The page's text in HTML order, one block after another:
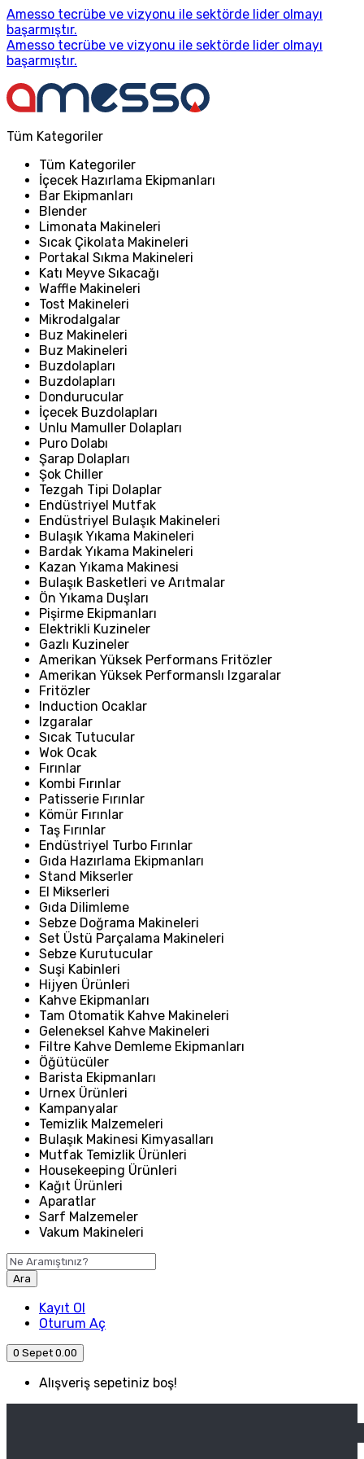
Amesso tecrübe ve vizyonu ile sektörde lider olmayı
başarmıştır.
Amesso tecrübe ve vizyonu ile sektörde lider olmayı
başarmıştır.
Tüm Kategoriler
Tüm Kategoriler
İçecek Hazırlama Ekipmanları
Bar Ekipmanları
Blender
Limonata Makineleri
Sıcak Çikolata Makineleri
Portakal Sıkma Makineleri
Katı Meyve Sıkacağı
Waffle Makineleri
Tost Makineleri
Mikrodalgalar
Buz Makineleri
Buz Makineleri
Buzdolapları
Buzdolapları
Dondurucular
İçecek Buzdolapları
Unlu Mamuller Dolapları
Puro Dolabı
Şarap Dolapları
Şok Chiller
Tezgah Tipi Dolaplar
Endüstriyel Mutfak
Endüstriyel Bulaşık Makineleri
Bulaşık Yıkama Makineleri
Bardak Yıkama Makineleri
Kazan Yıkama Makinesi
Bulaşık Basketleri ve Arıtmalar
Ön Yıkama Duşları
Pişirme Ekipmanları
Elektrikli Kuzineler
Gazlı Kuzineler
Amerikan Yüksek Performans Fritözler
Amerikan Yüksek Performanslı Izgaralar
Fritözler
Induction Ocaklar
Izgaralar
Sıcak Tutucular
Wok Ocak
Fırınlar
Kombi Fırınlar
Patisserie Fırınlar
Kömür Fırınlar
Taş Fırınlar
Endüstriyel Turbo Fırınlar
Gıda Hazırlama Ekipmanları
Stand Mikserler
El Mikserleri
Gıda Dilimleme
Sebze Doğrama Makineleri
Set Üstü Parçalama Makineleri
Sebze Kurutucular
Suşi Kabinleri
Hijyen Ürünleri
Kahve Ekipmanları
Tam Otomatik Kahve Makineleri
Geleneksel Kahve Makineleri
Filtre Kahve Demleme Ekipmanları
Öğütücüler
Barista Ekipmanları
Urnex Ürünleri
Kampanyalar
Temizlik Malzemeleri
Bulaşık Makinesi Kimyasalları
Mutfak Temizlik Ürünleri
Housekeeping Ürünleri
Kağıt Ürünleri
Aparatlar
Sarf Malzemeler
Vakum Makineleri
Ara
Kayıt Ol
Oturum Aç
0 Sepet 0.00
Alışveriş sepetiniz boş!